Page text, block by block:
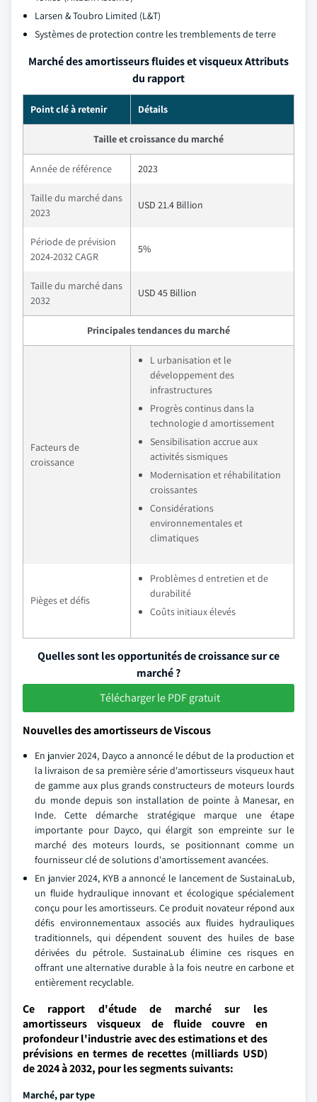
Larsen & Toubro Limited (L&T)
Systèmes de protection contre les tremblements de terre
Marché des amortisseurs fluides et visqueux Attributs
du rapport
Point clé à retenir Détails
Taille et croissance du marché
Année de référence 2023
Taille du marché dans
2023
USD 21.4 Billion
Période de prévision
2024-2032 CAGR
5%
Taille du marché dans
2032
USD 45 Billion
Principales tendances du marché
Facteurs de
croissance
L urbanisation et le
développement des
infrastructures
Progrès continus dans la
technologie d amortissement
Sensibilisation accrue aux
activités sismiques
Modernisation et réhabilitation
croissantes
Considérations
environnementales et
climatiques
Pièges et défis
Problèmes d entretien et de
durabilité
Coûts initiaux élevés
Quelles sont les opportunités de croissance sur ce
marché ?
Télécharger le PDF gratuit
Nouvelles des amortisseurs de Viscous
En janvier 2024, Dayco a annoncé le début de la production et
la livraison de sa première série d'amortisseurs visqueux haut
de gamme aux plus grands constructeurs de moteurs lourds
du monde depuis son installation de pointe à Manesar, en
Inde. Cette démarche stratégique marque une étape
importante pour Dayco, qui élargit son empreinte sur le
marché des moteurs lourds, se positionnant comme un
fournisseur clé de solutions d'amortissement avancées.
En janvier 2024, KYB a annoncé le lancement de SustainaLub,
un fluide hydraulique innovant et écologique spécialement
conçu pour les amortisseurs. Ce produit novateur répond aux
défis environnementaux associés aux fluides hydrauliques
traditionnels, qui dépendent souvent des huiles de base
dérivées du pétrole. SustainaLub élimine ces risques en
offrant une alternative durable à la fois neutre en carbone et
entièrement recyclable.
Ce rapport d'étude de marché sur les
amortisseurs visqueux de fluide couvre en
profondeur l'industrie avec des estimations et des
prévisions en termes de recettes (milliards USD)
de 2024 à 2032, pour les segments suivants:
Marché, par type